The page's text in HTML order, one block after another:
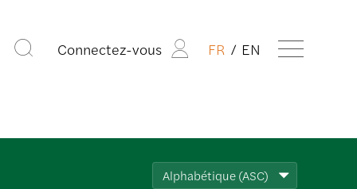
Connectez-vous FR EN
Alphabétique (ASC)